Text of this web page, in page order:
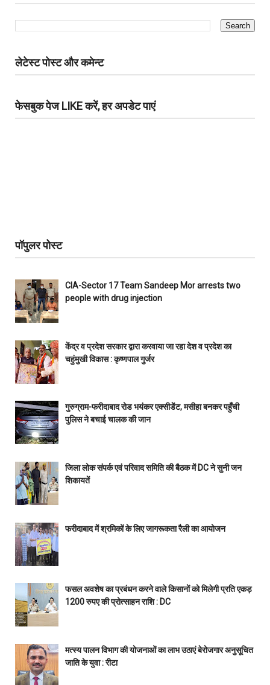
लेटेस्ट पोस्ट और कमेन्ट
फेसबुक पेज LIKE करें, हर अपडेट पाएं
पॉपुलर पोस्ट
CIA-Sector 17 Team Sandeep Mor arrests two
people with drug injection
केंद्र व प्रदेश सरकार द्वारा करवाया जा रहा देश व प्रदेश का
चहुंमुखी विकास : कृष्णपाल गुर्जर
गुरुग्राम-फरीदाबाद रोड भयंकर एक्सीडेंट, मसीहा बनकर पहुँची
पुलिस ने बचाई चालक की जान
जिला लोक संपर्क एवं परिवाद समिति की बैठक में DC ने सुनी जन
शिकायतें
फरीदाबाद में श्रमिकों के लिए जागरूकता रैली का आयोजन
फसल अवशेष का प्रबंधन करने वाले किसानों को मिलेगी प्रति एकड़
1200 रुपए की प्रोत्साहन राशि : DC
मत्स्य पालन विभाग की योजनाओं का लाभ उठाएं बेरोजगार अनुसूचित
जाति के युवा : रीटा